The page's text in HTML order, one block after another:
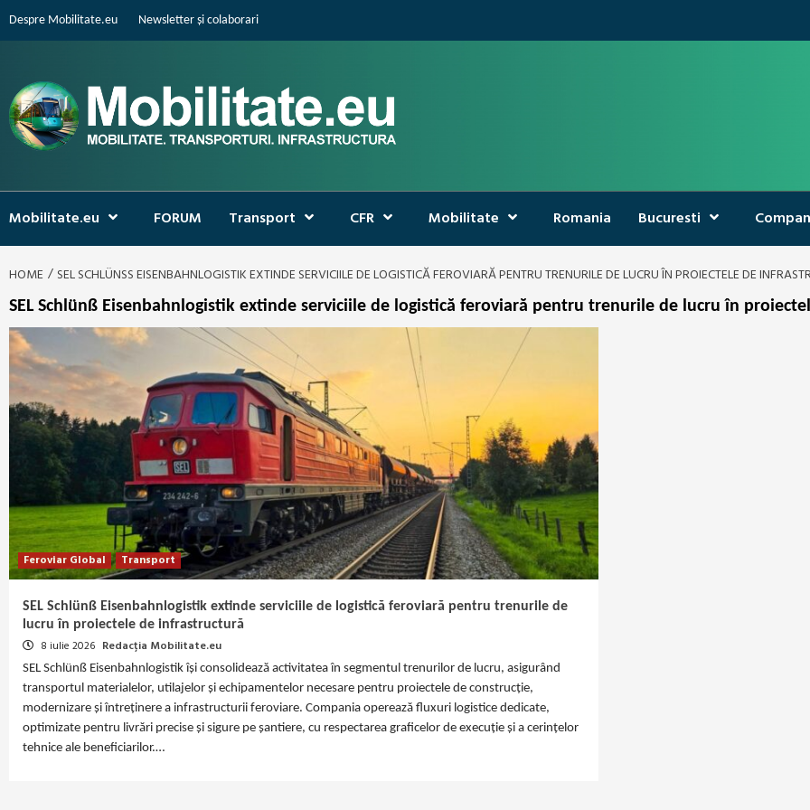
Despre Mobilitate.eu Newsletter și colaborari
Mobilitate.eu FORUM Transport CFR Mobilitate Romania Bucuresti
HOME SEL SCHLÜNSS EISENBAHNLOGISTIK EXTINDE SERVICIILE DE LOGISTICĂ FEROVIARĂ PENTRU TRENURILE DE LUCRU ÎN PROIECTELE DE
SEL Schlünß Eisenbahnlogistik extinde serviciile de logistică feroviară pentru trenurile de lucru în
Feroviar Global Transport
SEL Schlünß Eisenbahnlogistik extinde serviciile de logistică feroviară pentru trenurile de
lucru în proiectele de infrastructură
8 iulie 2026 Redacția Mobilitate.eu
SEL Schlünß Eisenbahnlogistik își consolidează activitatea în segmentul trenurilor de lucru, asigurând
transportul materialelor, utilajelor și echipamentelor necesare pentru proiectele de construcție,
modernizare și întreținere a infrastructurii feroviare. Compania operează fluxuri logistice dedicate,
optimizate pentru livrări precise și sigure pe șantiere, cu respectarea graficelor de execuție și a cerințelor
tehnice ale beneficiarilor.…